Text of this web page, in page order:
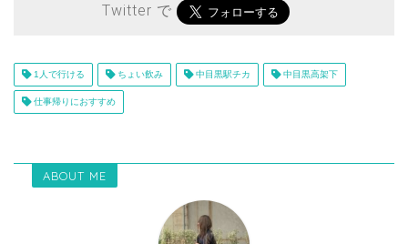
Twitter で
1人で行ける ちょい飲み 中目黒駅チカ 中目黒高架下
仕事帰りにおすすめ
ABOUT ME